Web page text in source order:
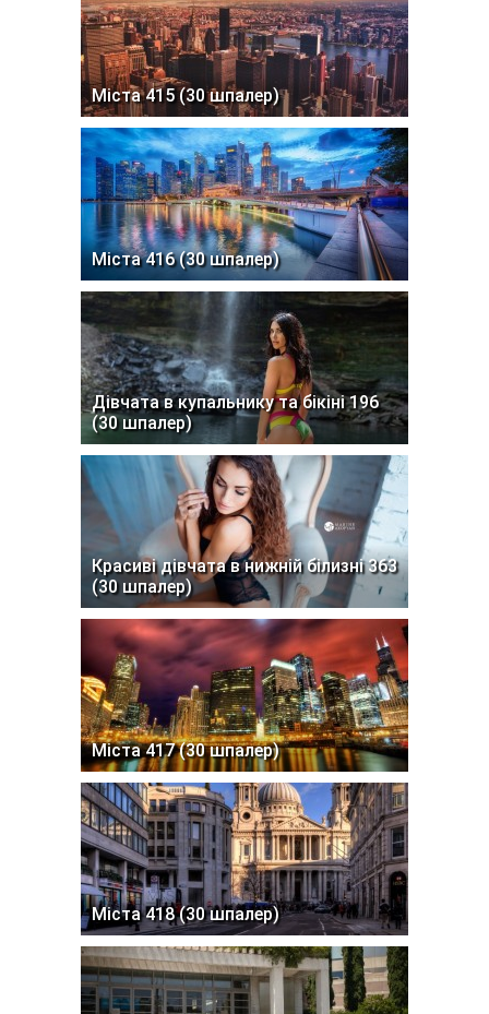
Міста 415 (30 шпалер)
Міста 416 (30 шпалер)
Дівчата в купальнику та бікіні 196
(30 шпалер)
Красиві дівчата в нижній білизні 363
(30 шпалер)
Міста 417 (30 шпалер)
Міста 418 (30 шпалер)